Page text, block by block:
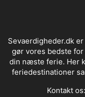
Sevaerdigheder.dk
gør vores bedste
din næste ferie. Her
feriedestinationer
Kontakt os: